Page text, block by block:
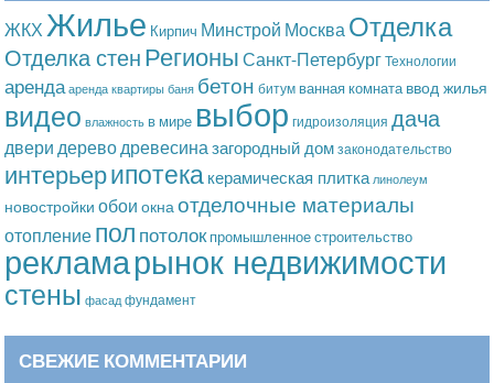
ЖКХ Жилье Кирпич Минстрой МоскваОтделка
Отделка стенРегионы Санкт-Петербург Технологии
аренда аренда квартиры баня бетон битум ванная комната ввод жилья
видео влажность в мире выбор гидроизоляция дача
двери дереводревесиназагородный дом законодательство
интерьерипотека керамическая плитка линолеум
новостройки обои окнаотделочные материалы
отоплениепол потолок промышленное строительство
рекламарынок недвижимости
стены фасад фундамент
СВЕЖИЕ КОММЕНТАРИИ